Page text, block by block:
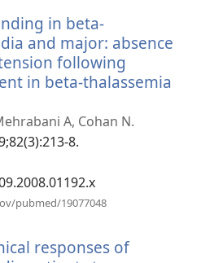
窗）
in beta-
and major: absence
following
in beta-thalassemia
A, Cohan N.
8.
pubmed/19077048
視
responses of